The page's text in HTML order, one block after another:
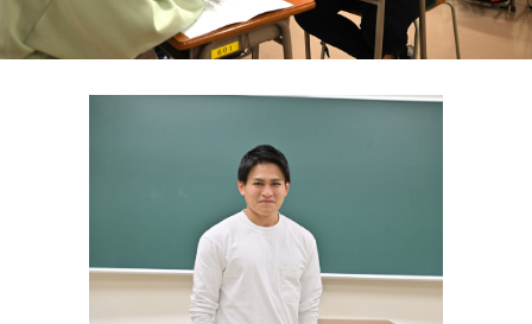
活躍できるフィールド
在校生ページ